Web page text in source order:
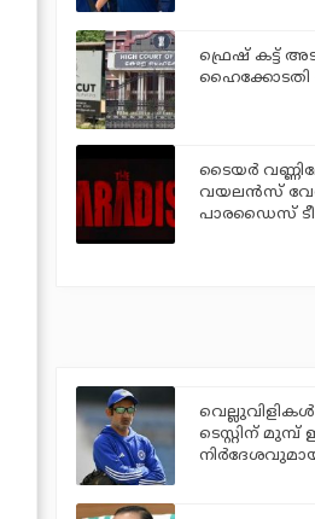
ഫ്രെഷ് കട്ട്
ഹൈക്കോടതി
ടൈയര്‍
വയലന്‍സ്
പാരഡൈസ്
ടെസ്റ്റിന്